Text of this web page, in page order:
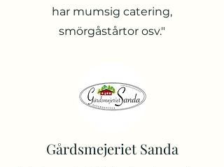
har mumsig catering,
smörgåstårtor osv."
Gårdsmejeriet Sanda